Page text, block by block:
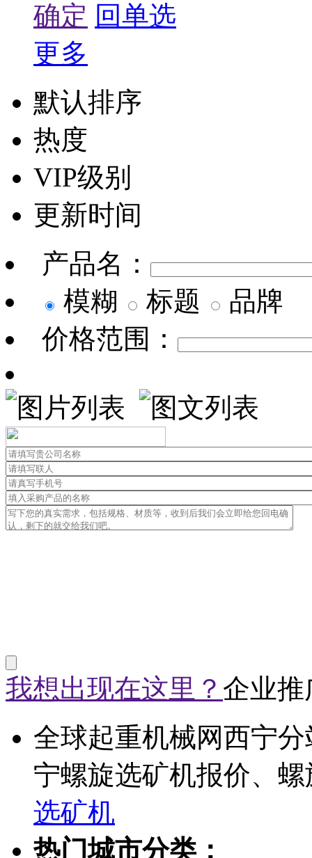
确定 回单选
更多
默认排序
热度
VIP级别
更新时间
产品名：
模糊
标题
品牌
价格范围：
我想出现在这里？ 企业推
全球起重机械网西宁
宁螺旋选矿机报价、
选矿机
热门城市分类：